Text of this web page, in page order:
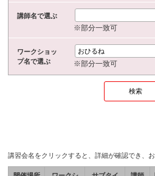
講師名で選ぶ
※部分一致可
ワークショッ
プ名で選ぶ
※部分一致可
講習会名をクリックすると、詳細が確認でき、